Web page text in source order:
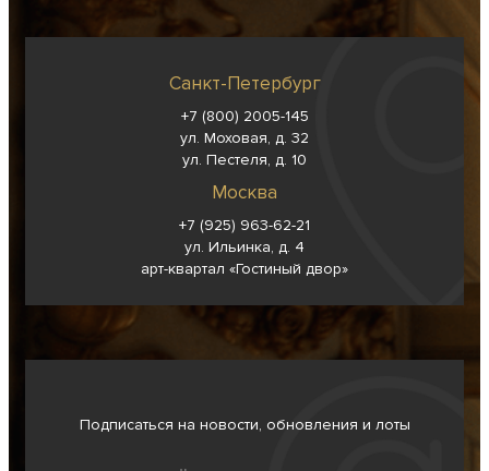
Санкт-Петербург
+7 (800) 2005-145
ул. Моховая, д. 32
ул. Пестеля, д. 10
Москва
+7 (925) 963-62-21
ул. Ильинка, д. 4
арт-квартал «Гостиный двор»
Подписаться на новости, обновления и лоты